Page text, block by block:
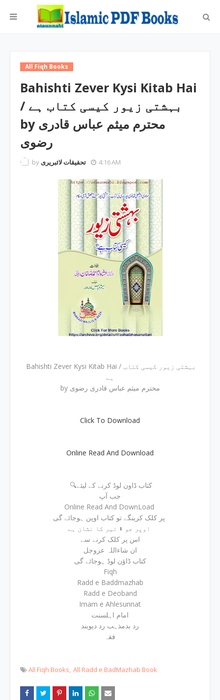
All Fiqh Books
Bahishti Zever Kysi Kitab Hai
/ بہشتی زیور کیسی کتاب ہے
by محترم میثم عباس قادری
رضوی
by تحقیقات لائبریری 4:16 AM
Bahishti Zever Kysi Kitab Hai / بہشتی زیور کیسی کتاب
ہے
by محترم میثم عباس قادری رضوی
Click To Download
Online Read And Download
🔍کتاب ڈاون لوڈ کرنے کے لیئے
جب آپ
Online Read And DownLoad
اس پر کلک کرنے سے
ان شاءاللہ عزوجل
کتاب ڈاؤن لوڈ ہوجائے گی
Fiqh
Radd e Baddmazhab
Radd e Deoband
Imam e Ahlesunnat
امام اہلسنت
رد بدمذہب رد دیوبند
فقہ
All Fiqh Books All Radd e BadMazhab Book